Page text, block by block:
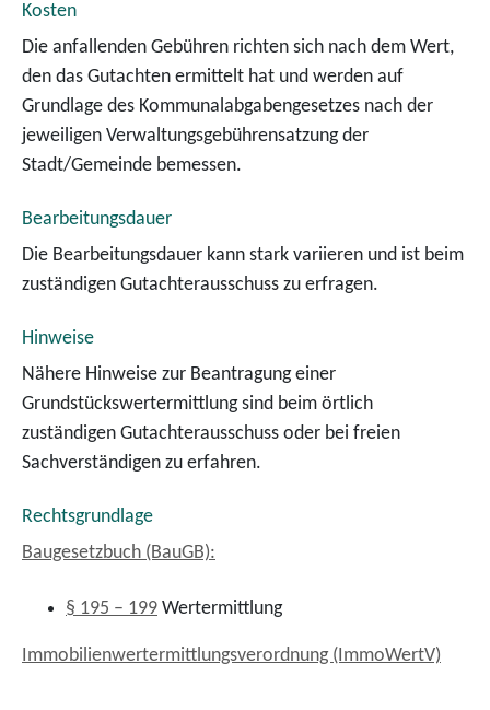
Kosten
Die anfallenden Gebühren richten sich nach dem Wert,
den das Gutachten ermittelt hat und werden auf
Grundlage des Kommunalabgabengesetzes nach der
jeweiligen Verwaltungsgebührensatzung der
Stadt/Gemeinde bemessen.
Bearbeitungsdauer
Die Bearbeitungsdauer kann stark variieren und ist beim
zuständigen Gutachterausschuss zu erfragen.
Hinweise
Nähere Hinweise zur Beantragung einer
Grundstückswertermittlung sind beim örtlich
zuständigen Gutachterausschuss oder bei freien
Sachverständigen zu erfahren.
Rechtsgrundlage
Baugesetzbuch (BauGB):
§ 195 – 199 Wertermittlung
Immobilienwertermittlungsverordnung (ImmoWertV)